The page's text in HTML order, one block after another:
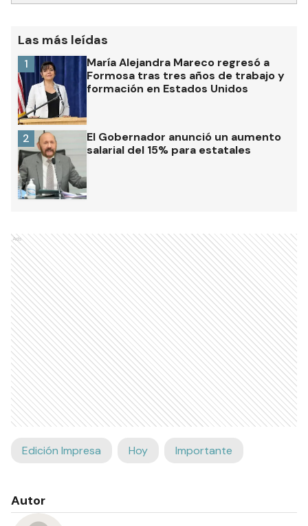
Las más leídas
María Alejandra Mareco regresó a
Formosa tras tres años de trabajo y
formación en Estados Unidos
1
El Gobernador anunció un aumento
salarial del 15% para estatales
2
Ads
Edición Impresa Hoy Importante
Autor